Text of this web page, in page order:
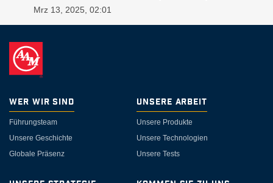
Mrz 13, 2025, 02:01
Wer wir sind
Führungsteam
Unsere Geschichte
Globale Präsenz
Unsere Arbeit
Unsere Produkte
Unsere Technologien
Unsere Tests